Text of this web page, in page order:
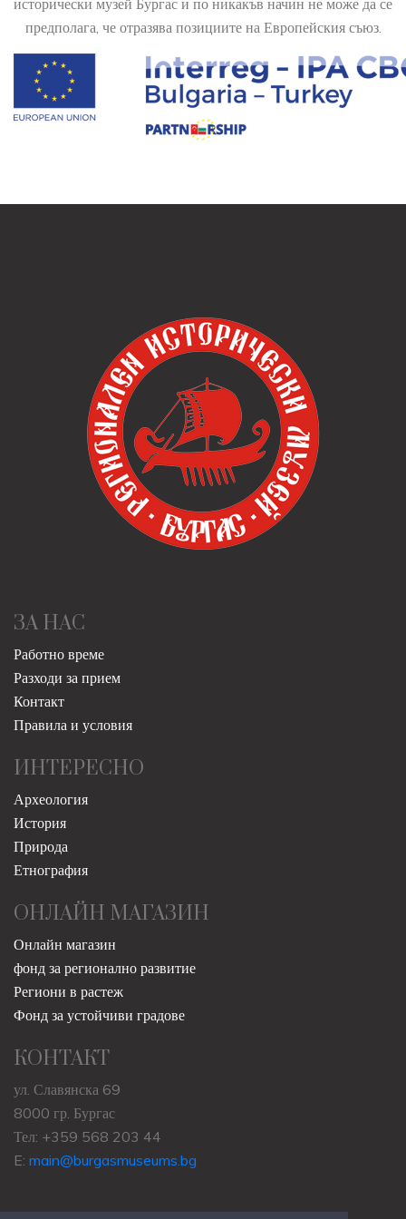
предполага, че отразява позициите на Европейския съюз.
ЗА НАС
Работно време
Разходи за прием
Контакт
Правила и условия
ИНТЕРЕСНО
Археология
История
Природа
Етнография
ОНЛАЙН МАГАЗИН
Онлайн магазин
фонд за регионално развитие
Региони в растеж
Фонд за устойчиви градове
КОНТАКТ
ул. Славянска 69
8000 гр. Бургас
Тел: +359 568 203 44
E: main@burgasmuseums.bg